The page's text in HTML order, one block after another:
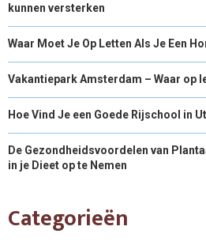
kunnen versterken
Waar Moet Je Op Letten Als Je Een
Vakantiepark Amsterdam – Waar op
Hoe Vind Je een Goede Rijschool in
De Gezondheidsvoordelen van
in je Dieet op te Nemen
Categorieën